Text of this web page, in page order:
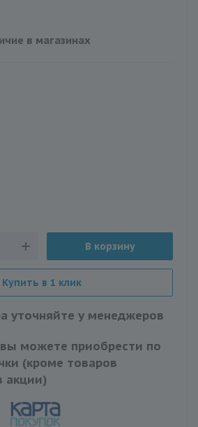
в магазинах
В корзину
Купить в 1 клик
уточняйте у менеджеров
можете приобрести по
(кроме товаров
акции)